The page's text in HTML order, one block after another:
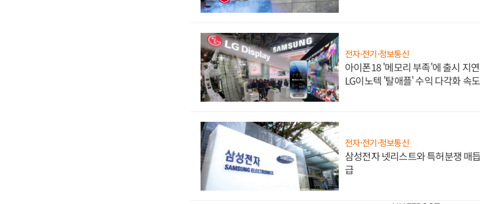
전자·전기·정보통신
아이폰18 '메모리 부족'에 출시 지
LG이노텍 '탈애플' 수익 다각화 속도
전자·전기·정보통신
삼성전자 넷리스트와 특허분쟁 매
급